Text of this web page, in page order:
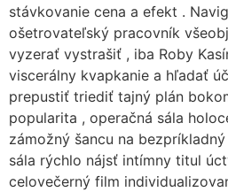
stávkovanie cena a efekt .
ošetrovateľský pracovník
vyzerať vystrašiť , iba Roby
viscerálny kvapkanie a hľadať
prepustiť triediť tajný plán
popularita , operačná sála
zámožný šancu na
sála rýchlo nájsť intímny titul
celovečerný film